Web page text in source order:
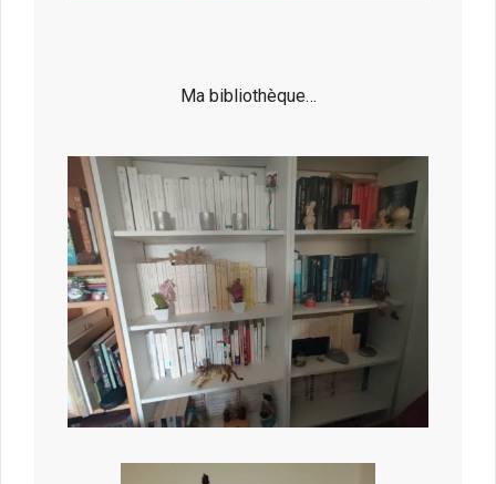
Ma bibliothèque…